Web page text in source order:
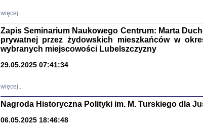
więcej...
Zapis Seminarium Naukowego Centrum: Marta
prywatnej przez żydowskich mieszkańców w
wybranych miejscowości Lubelszczyzny
29.05.2025 07:41:34
więcej...
Nagroda Historyczna Polityki im. M. Turskiego dla
06.05.2025 18:46:48